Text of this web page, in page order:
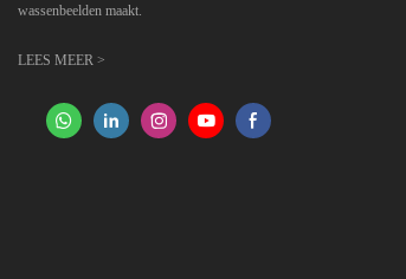
wassenbeelden maakt.
LEES MEER >